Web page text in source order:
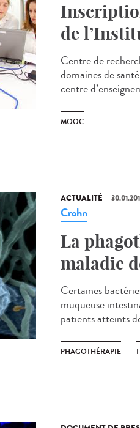
de
Centre de
domaines de
centre
MOOC
ACTUALITÉ
Crohn
La
maladie
Certaines
muqueuse
patients atteints
PHAGOTHÉRAPIE